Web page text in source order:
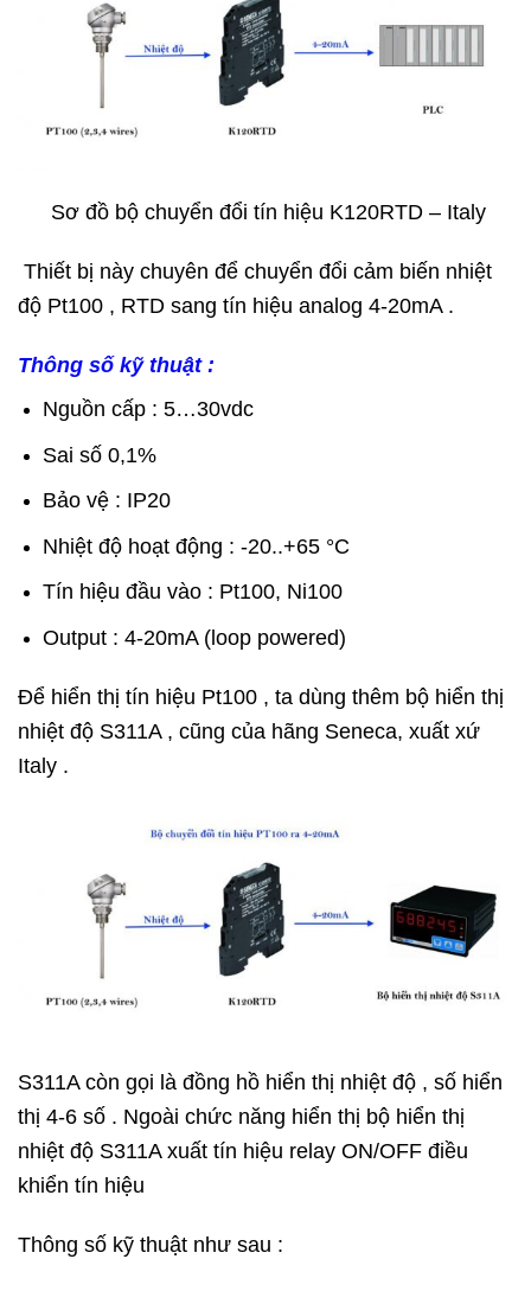
Sơ đồ bộ chuyển đổi tín hiệu K120RTD – Italy
Thiết bị này chuyên để chuyển đổi cảm biến nhiệt
độ Pt100 , RTD sang tín hiệu analog 4-20mA .
Thông số kỹ thuật :
Nguồn cấp : 5…30vdc
Sai số 0,1%
Bảo vệ : IP20
Nhiệt độ hoạt động : -20..+65 °C
Tín hiệu đầu vào : Pt100, Ni100
Output : 4-20mA (loop powered)
Để hiển thị tín hiệu Pt100 , ta dùng thêm bộ hiển thị
nhiệt độ S311A , cũng của hãng Seneca, xuất xứ
Italy .
S311A còn gọi là đồng hồ hiển thị nhiệt độ , số hiển
thị 4-6 số . Ngoài chức năng hiển thị bộ hiển thị
nhiệt độ S311A xuất tín hiệu relay ON/OFF điều
khiển tín hiệu
Thông số kỹ thuật như sau :